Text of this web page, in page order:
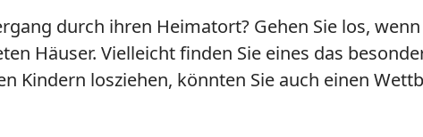
durch ihren Heimatort? Gehen Sie los,
Häuser. Vielleicht finden Sie eines das
Kindern losziehen, könnten Sie auch einen